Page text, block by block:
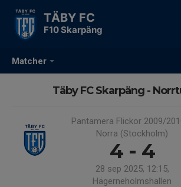
Matcher
TÄBY FC
F10 Skarpäng
Täby FC Skarpäng -
Pantamera Flickor 2009/
Norra (Stockholm)
4 - 4
28 sep 2025, 12:15,
Hägerneholmshallen